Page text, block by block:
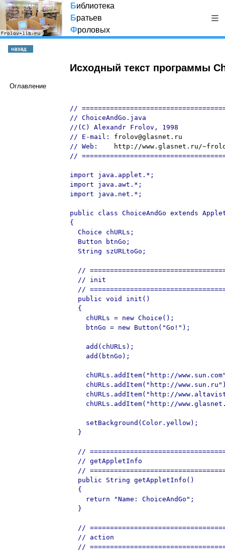
Библиотека
Братьев
Фроловых
Исходный текст программы
Оглавление
//
// ChoiceAndGo.java
//(C) Alexandr Frolov, 1998
// E-mail: frolov@glasnet.ru
// Web:
http://www.glasnet.ru/
//
import java.applet.*;
import java.awt.*;
import java.net.*;
public class ChoiceAndGo extends
{
  Choice chURLs;
  Button btnGo;
  String szURLtoGo;
//
  // init
//
  public void init()
  {
    chURLs = new Choice();
    btnGo = new Button("Go!");
    add(chURLs);
    add(btnGo);
chURLs.addItem("http://
chURLs.addItem("http://
chURLs.addItem("http://
chURLs.addItem("http://
    setBackground(Color.yellow);
  }
//
  // getAppletInfo
//
  public String getAppletInfo()
  {
    return "Name: ChoiceAndGo";
  }
//
  // action
//